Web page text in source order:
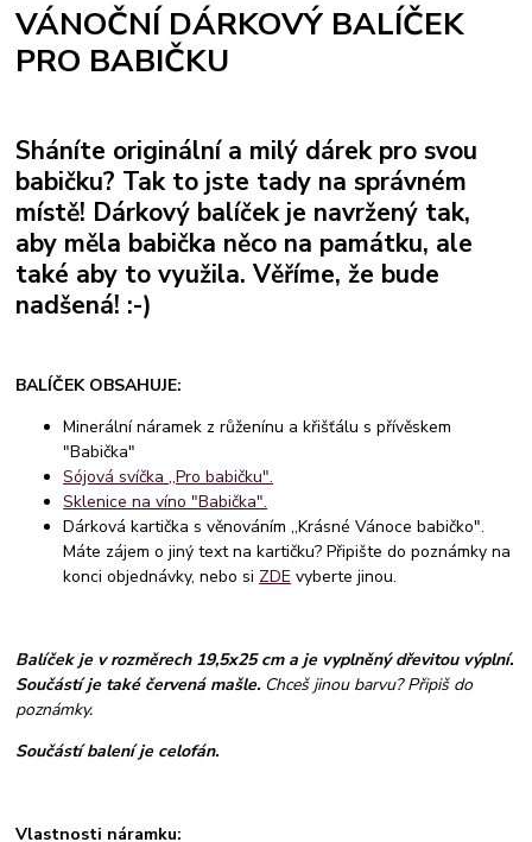
VÁNOČNÍ DÁRKOVÝ BALÍČEK
PRO BABIČKU
Sháníte originální a milý dárek pro svou
babičku? Tak to jste tady na správném
místě! Dárkový balíček je navržený tak,
aby měla babička něco na památku, ale
také aby to využila. Věříme, že bude
nadšená! :-)
BALÍČEK OBSAHUJE:
Minerální náramek z růženínu a křišťálu s přívěskem
"Babička"
Sójová svíčka ,,Pro babičku".
Sklenice na víno "Babička".
Dárková kartička s věnováním ,,Krásné Vánoce babičko".
Máte zájem o jiný text na kartičku? Připište do poznámky na
konci objednávky, nebo si ZDE vyberte jinou.
Balíček je v rozměrech 19,5x25 cm a je vyplněný dřevitou výplní.
Součástí je také červená mašle. Chceš jinou barvu? Připiš do
poznámky.
Součástí balení je celofán.
Vlastnosti náramku: